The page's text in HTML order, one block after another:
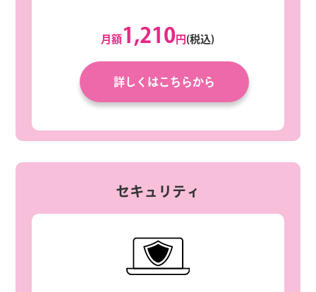
月額 1,210 円 (税込)
詳しくはこちらから
セキュリティ